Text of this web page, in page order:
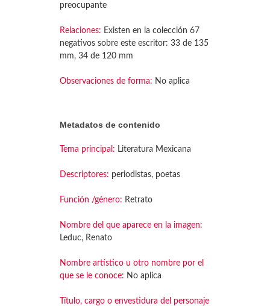
preocupante
Relaciones: Existen en la colección 67
negativos sobre este escritor: 33 de 135
mm, 34 de 120 mm
Observaciones de forma: No aplica
Metadatos de contenido
Tema principal: Literatura Mexicana
Descriptores: periodistas, poetas
Función /género: Retrato
Nombre del que aparece en la imagen:
Leduc, Renato
Nombre artístico u otro nombre por el
que se le conoce: No aplica
Título, cargo o envestidura del personaje